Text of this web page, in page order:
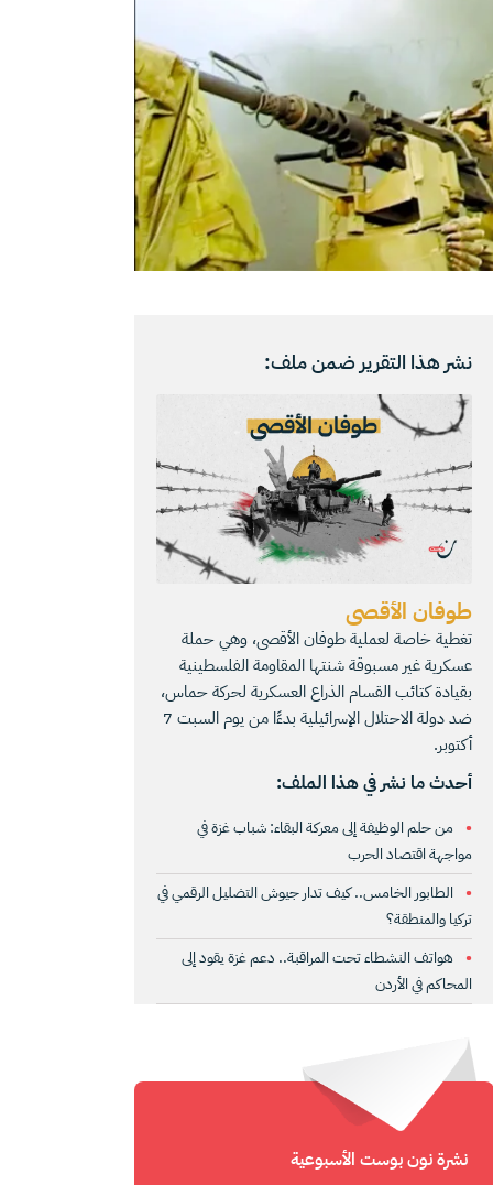
نشر هذا التقرير ضمن ملف:
طوفان الأقصى
تغطية خاصة لعملية طوفان الأقصى، وهي حملة
عسكرية غير مسبوقة شنتها المقاومة الفلسطينية
بقيادة كتائب القسام الذراع العسكرية لحركة حماس،
ضد دولة الاحتلال الإسرائيلية بدءًا من يوم السبت 7
أكتوبر.
أحدث ما نشر في هذا الملف:
من حلم الوظيفة إلى معركة البقاء: شباب غزة في
مواجهة اقتصاد الحرب
الطابور الخامس.. كيف تدار جيوش التضليل الرقمي في
تركيا والمنطقة؟
هواتف النشطاء تحت المراقبة.. دعم غزة يقود إلى
المحاكم في الأردن
نشرة نون بوست الأسبوعية